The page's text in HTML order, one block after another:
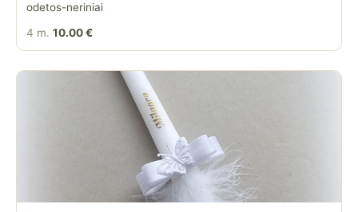
odetos-neriniai
4 m. 10.00 €